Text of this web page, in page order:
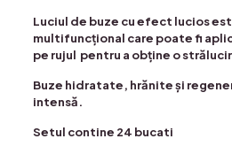
Luciul de buze cu efect lucios
multifuncțional care poate fi
pe rujul pentru a obține o
Buze hidratate, hrănite și
intensă.
Setul contine 24 bucati